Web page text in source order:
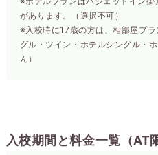
があります。（選択不可）
※入校時に17歳の方は、相部屋プ
グル・ツイン・ホテルシングル・
ん）
入校期間と料金一覧（AT